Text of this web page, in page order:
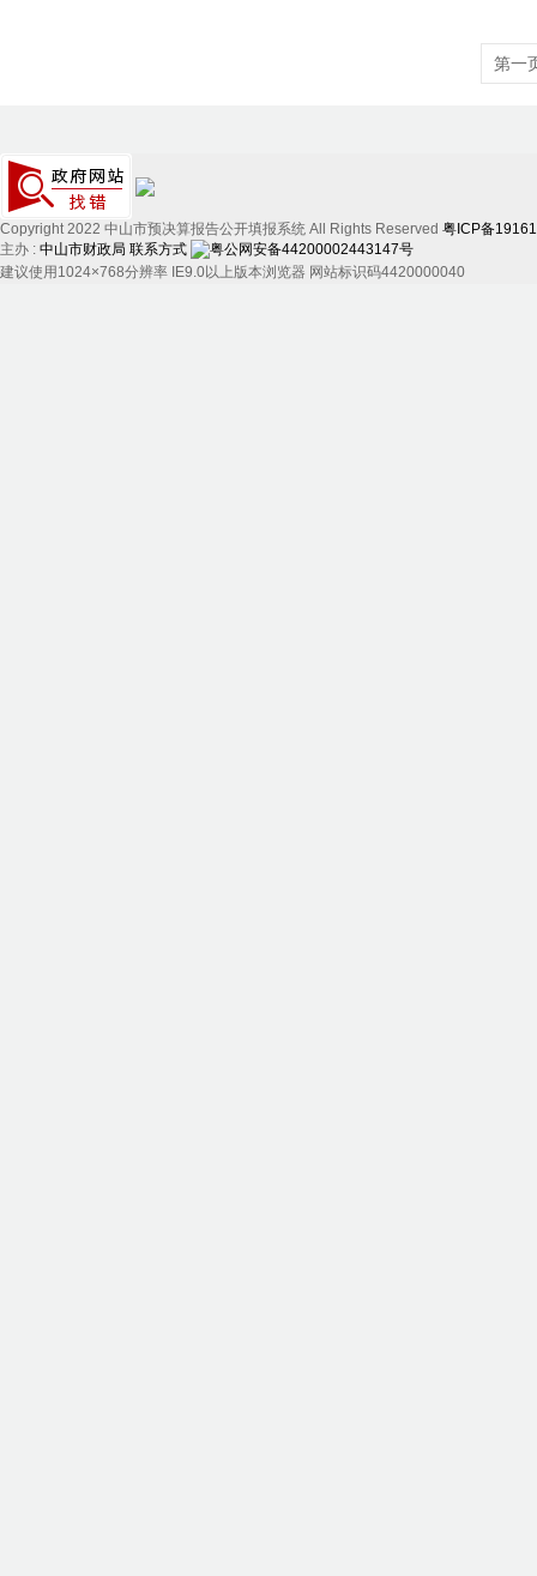
第一
Copyright 2022 中山市预决算报告公开填报系统 All Rights Reserved 粤ICP备
主办 : 中山市财政局 联系方式
粤公网安备44200002443147号
建议使用1024×768分辨率 IE9.0以上版本浏览器 网站标识码4420000040